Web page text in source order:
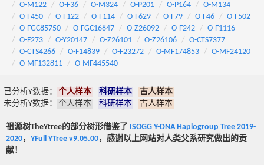
O-M122
O-F36 O-M324 O-P201 O-P164
O-M134
O-F450
O-F122 O-F114 O-F629 O-F79 O-F46
O-F502
O-FGC85750
O-FGC16847 O-Z26092 O-F242
O-F1116
O-F273
O-Y20147 O-Z26101 O-Z26106
O-CTS7377
O-CTS4266
O-F14839 O-F23272 O-MF174853
O-MF24120
O-MF132811
O-MF445540
已分析Y数据： 个人样本 科研样本
古人样本
未分析Y数据：
个人样本 科研样本 古人样本
祖源树TheYtree的部分树形借鉴了 ISOGG Y-DNA Haplogroup Tree 2019-
2020， YFull YTree v9.05.00，感谢以上网站对人类父系研究做出的贡
献！